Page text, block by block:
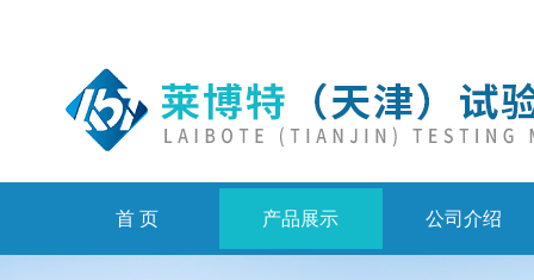
首 页 产品展示 公司介绍